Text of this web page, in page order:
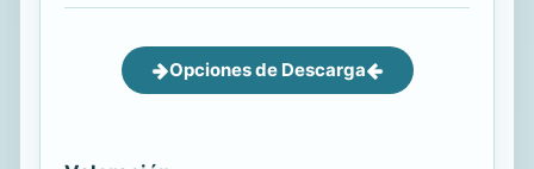
Opciones de Descarga